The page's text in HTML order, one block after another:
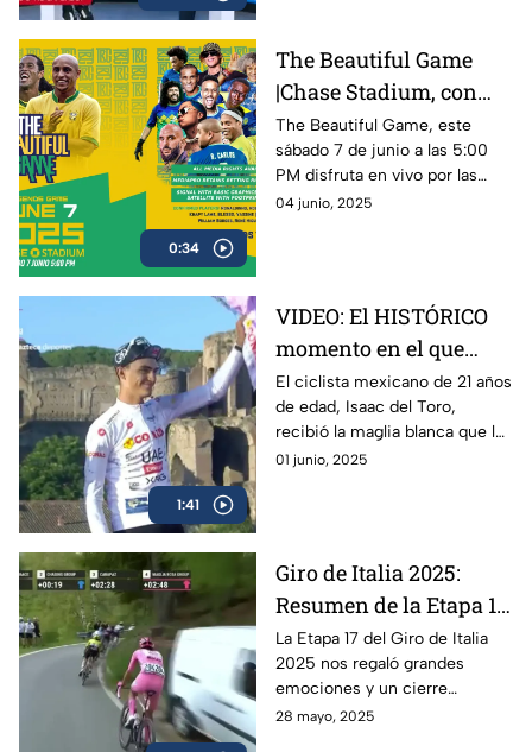
0:34
The Beautiful Game
|Chase Stadium, con
Ronaldinho y Roberto
Carlos | 7 de junio a las
5:00 PM
The Beautiful Game, este
sábado 7 de junio a las 5:00
PM disfruta en vivo por las
plataformas de Azteca
04 junio, 2025
1:41
VIDEO: El HISTÓRICO
momento en el que
Isaac del Toro recibe la
Maglia Blanca en el
Giro de Italia 2025
El ciclista mexicano de 21 años
de edad, Isaac del Toro,
recibió la maglia blanca que lo
acredita como el mejor menor
01 junio, 2025
Giro de Italia 2025:
Resumen de la Etapa 17
y el triunfo de Isaac del
Toro
La Etapa 17 del Giro de Italia
2025 nos regaló grandes
emociones y un cierre
espectacular, en donde el líder
28 mayo, 2025